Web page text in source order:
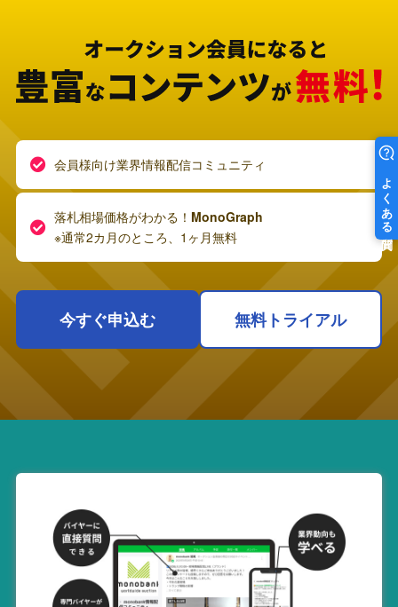
会員様向け業界情報配信コミュニティ
落札相場価格がわかる！ MonoGraph
※通常2カ月のところ、1ヶ月無料
今すぐ申込む 無料トライアル